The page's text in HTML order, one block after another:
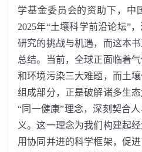
学基金委员会的资助下，中
2025年“土壤科学前沿论坛”
研究的挑战与机遇，而这本
总结。当前，全球正面临着
和环境污染三大难题，而土
组成部分，正是破解诸多生
“同一健康”理念，深刻契合
义。这一理念为我们构建起
用协同并进的科学框架，促